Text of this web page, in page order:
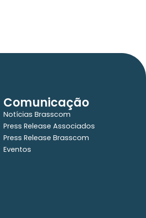
Comunicação
Notícias Brasscom
Press Release Associados
Press Release Brasscom
Eventos